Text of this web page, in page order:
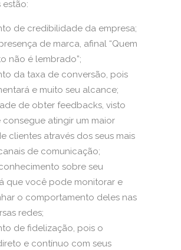
estão:
de credibilidade da empresa;
de marca, afinal “Quem
não é lembrado”;
da taxa de conversão, pois
e muito seu alcance;
de obter feedbacks, visto
atingir um maior
clientes através dos seus mais
de comunicação;
sobre seu
que você pode monitorar e
o comportamento deles nas
redes;
de fidelização, pois o
e contínuo com seus